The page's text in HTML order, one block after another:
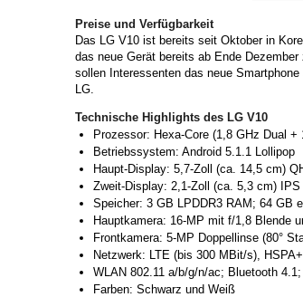
Preise und Verfügbarkeit
Das LG V10 ist bereits seit Oktober in
das neue Gerät bereits ab Ende
sollen Interessenten das neue Smartphone
LG.
Technische Highlights des LG V10
Prozessor: Hexa-Core (1,8 GHz Dual
Betriebssystem: Android 5.1.1 Lollipop
Haupt-Display: 5,7-Zoll (ca. 14,5 cm)
Zweit-Display: 2,1-Zoll (ca. 5,3 cm)
Speicher: 3 GB LPDDR3 RAM; 64 GB
Hauptkamera: 16-MP mit f/1,8 Blende
Frontkamera: 5-MP Doppellinse (80°
Netzwerk: LTE (bis 300 MBit/s),
WLAN 802.11 a/b/g/n/ac; Bluetooth
Farben: Schwarz und Weiß